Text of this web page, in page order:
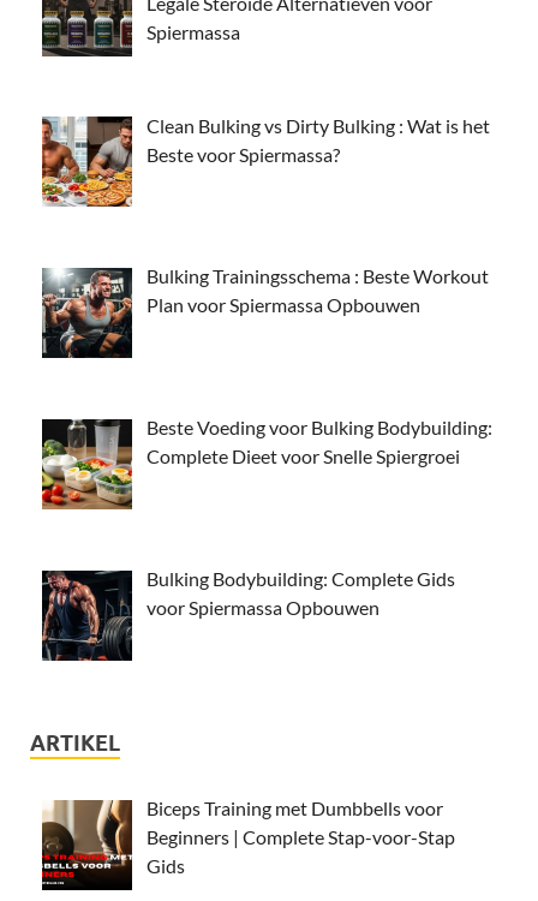
Spiermassa
Clean Bulking vs Dirty Bulking : Wat is het
Beste voor Spiermassa?
Bulking Trainingsschema : Beste Workout
Plan voor Spiermassa Opbouwen
Beste Voeding voor Bulking Bodybuilding:
Complete Dieet voor Snelle Spiergroei
Bulking Bodybuilding: Complete Gids
voor Spiermassa Opbouwen
ARTIKEL
Biceps Training met Dumbbells voor
Beginners | Complete Stap-voor-Stap
Gids